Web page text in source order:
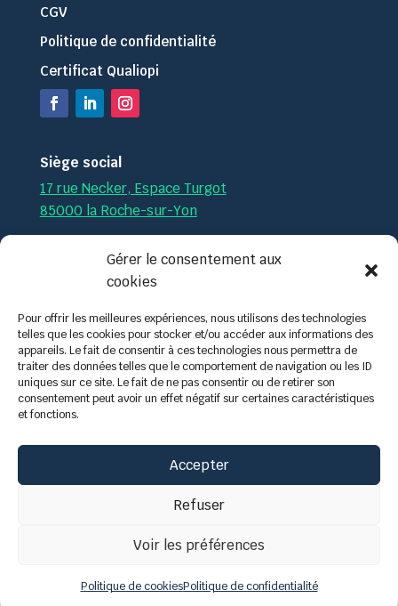
Gérer le consentement aux
cookies
Pour offrir les meilleures expériences, nous utilisons des technologies
telles que les cookies pour stocker et/ou accéder aux informations des
appareils. Le fait de consentir à ces technologies nous permettra de
traiter des données telles que le comportement de navigation ou les ID
uniques sur ce site. Le fait de ne pas consentir ou de retirer son
consentement peut avoir un effet négatif sur certaines caractéristiques
et fonctions.
Accepter
Refuser
Voir les préférences
Politique de cookiesPolitique de confidentialité
CGV
Politique de confidentialité
Certificat Qualiopi
Siège social
17 rue Necker, Espace Turgot
85000 la Roche-sur-Yon
Par téléphone : 02.51.36.35.57